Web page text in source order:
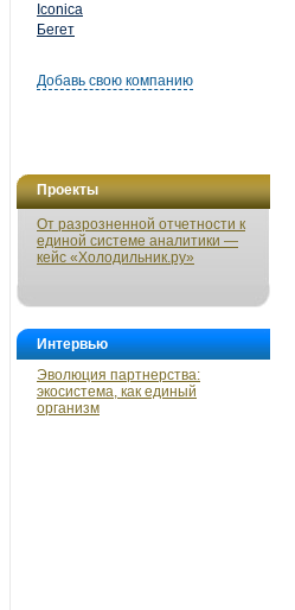
Iconica
Бегет
Добавь свою компанию
Проекты
От разрозненной отчетности к
единой системе аналитики —
кейс «Холодильник.ру»
Интервью
Эволюция партнерства:
экосистема, как единый
организм